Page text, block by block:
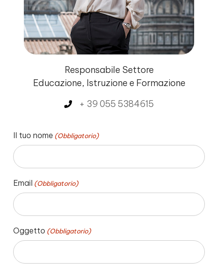
Responsabile Settore
Educazione, Istruzione e Formazione
+ 39 055 5384615
Il tuo nome (Obbligatorio)
Email (Obbligatorio)
Oggetto (Obbligatorio)